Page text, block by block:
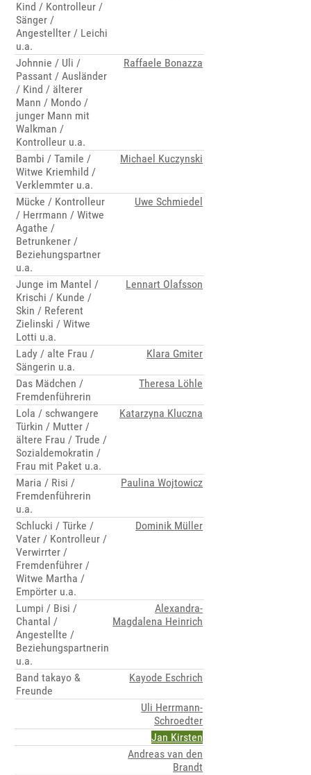
Kind / Kontrolleur /
Sänger /
Angestellter / Leichi
u.a.
Johnnie / Uli /
Passant / Ausländer
/ Kind / älterer
Mann / Mondo /
junger Mann mit
Walkman /
Kontrolleur u.a.
Raffaele Bonazza
Bambi / Tamile /
Witwe Kriemhild /
Verklemmter u.a.
Michael Kuczynski
Mücke / Kontrolleur
/ Herrmann / Witwe
Agathe /
Betrunkener /
Beziehungspartner
u.a.
Uwe Schmiedel
Junge im Mantel /
Krischi / Kunde /
Skin / Referent
Zielinski / Witwe
Lotti u.a.
Lennart Olafsson
Lady / alte Frau /
Sängerin u.a.
Klara Gmiter
Das Mädchen /
Fremdenführerin
Theresa Löhle
Lola / schwangere
Türkin / Mutter /
ältere Frau / Trude /
Sozialdemokratin /
Frau mit Paket u.a.
Katarzyna Kluczna
Maria / Risi /
Fremdenführerin
u.a.
Paulina Wojtowicz
Schlucki / Türke /
Vater / Kontrolleur /
Verwirrter /
Fremdenführer /
Witwe Martha /
Empörter u.a.
Dominik Müller
Lumpi / Bisi /
Chantal /
Angestellte /
Beziehungspartnerin
u.a.
Alexandra-
Magdalena Heinrich
Band takayo &
Freunde
Kayode Eschrich
Uli Herrmann-
Schroedter
Jan Kirsten
Andreas van den
Brandt